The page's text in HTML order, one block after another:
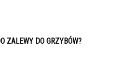
ZALEWY DO GRZYBÓW?